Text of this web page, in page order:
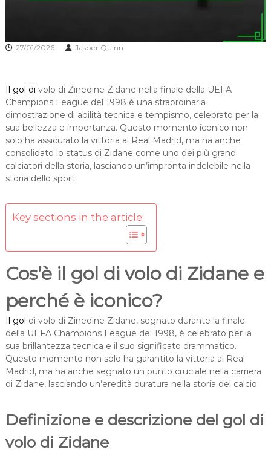
27/01/2026 Jasper Quinn
Il gol di volo di Zinedine Zidane nella finale della UEFA
Champions League del 1998 è una straordinaria
dimostrazione di abilità tecnica e tempismo, celebrato per la
sua bellezza e importanza. Questo momento iconico non
solo ha assicurato la vittoria al Real Madrid, ma ha anche
consolidato lo status di Zidane come uno dei più grandi
calciatori della storia, lasciando un’impronta indelebile nella
storia dello sport.
Key sections in the article:
Cos’è il gol di volo di Zidane e
perché è iconico?
Il gol di volo di Zinedine Zidane, segnato durante la finale
della UEFA Champions League del 1998, è celebrato per la
sua brillantezza tecnica e il suo significato drammatico.
Questo momento non solo ha garantito la vittoria al Real
Madrid, ma ha anche segnato un punto cruciale nella carriera
di Zidane, lasciando un’eredità duratura nella storia del calcio.
Definizione e descrizione del gol di
volo di Zidane